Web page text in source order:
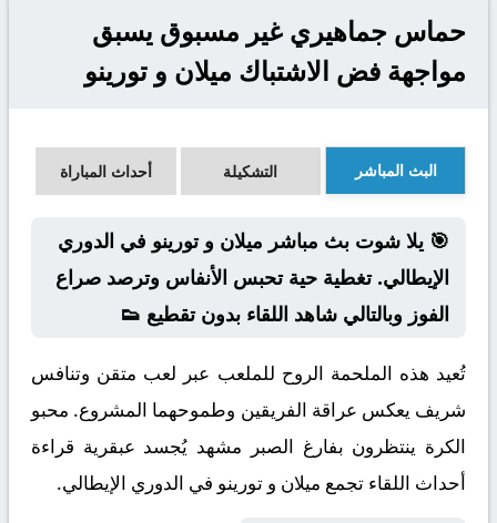
حماس جماهيري غير مسبوق يسبق
مواجهة فض الاشتباك ميلان و تورينو
البث المباشر التشكيلة أحداث المباراة
🎯 يلا شوت بث مباشر ميلان و تورينو في الدوري
الإيطالي. تغطية حية تحبس الأنفاس وترصد صراع
الفوز وبالتالي شاهد اللقاء بدون تقطيع 👟
تُعيد هذه الملحمة الروح للملعب عبر لعب متقن وتنافس
شريف يعكس عراقة الفريقين وطموحهما المشروع. محبو
الكرة ينتظرون بفارغ الصبر مشهد يُجسد عبقرية قراءة
أحداث اللقاء تجمع ميلان و تورينو في الدوري الإيطالي.